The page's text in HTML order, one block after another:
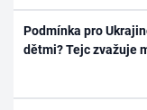
Podmínka pro
dětmi? Tejc zvažuje